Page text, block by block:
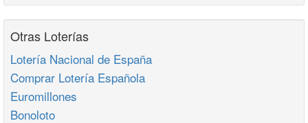
Otras Loterías
Lotería Nacional de España
Comprar Lotería Española
Euromillones
Bonoloto